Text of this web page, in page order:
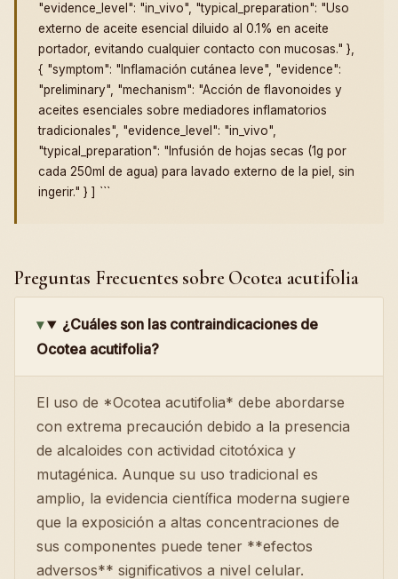
"evidence_level": "in_vivo", "typical_preparation": "Uso
externo de aceite esencial diluido al 0.1% en aceite
portador, evitando cualquier contacto con mucosas." },
{ "symptom": "Inflamación cutánea leve", "evidence":
"preliminary", "mechanism": "Acción de flavonoides y
aceites esenciales sobre mediadores inflamatorios
tradicionales", "evidence_level": "in_vivo",
"typical_preparation": "Infusión de hojas secas (1g por
cada 250ml de agua) para lavado externo de la piel, sin
ingerir." } ] ```
Preguntas Frecuentes sobre Ocotea acutifolia
¿Cuáles son las contraindicaciones de
Ocotea acutifolia?
El uso de *Ocotea acutifolia* debe abordarse
con extrema precaución debido a la presencia
de alcaloides con actividad citotóxica y
mutagénica. Aunque su uso tradicional es
amplio, la evidencia científica moderna sugiere
que la exposición a altas concentraciones de
sus componentes puede tener **efectos
adversos** significativos a nivel celular.